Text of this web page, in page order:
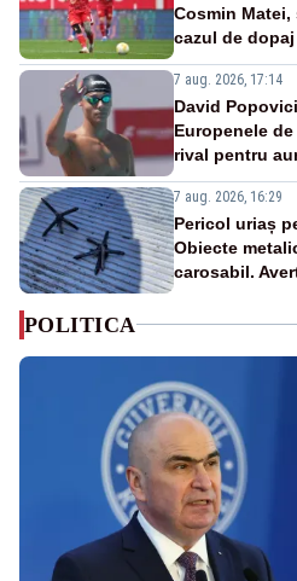
Cosmin
cazul de dopaj
7 aug. 2026, 17:14
David
Europenele
rival pentru
7 aug. 2026, 16:29
Pericol uriaș
Obiecte
carosabil.
POLITICA